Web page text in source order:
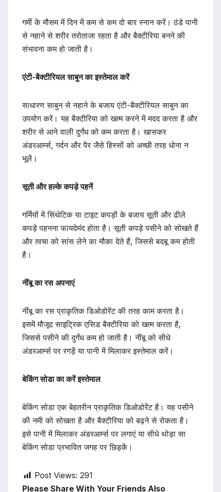
गर्मी के मौसम में दिन में कम से कम दो बार स्नान करें। ठंडे पानी
से नहाने से शरीर तरोताजा रहता है और बैक्टीरिया बनने की
संभावना कम हो जाती है।
एंटी-बैक्टीरियल साबुन का इस्तेमाल करें
साधारण साबुन से नहाने के बजाय एंटी-बैक्टीरियल साबुन का
उपयोग करें। यह बैक्टीरिया को खत्म करने में मदद करता है और
शरीर से आने वाली दुर्गंध को कम करता है। खासकर
अंडरआर्म्स, गर्दन और पैर जैसे हिस्सों को अच्छी तरह धोना न
भूलें।
सूती और हल्के कपड़े पहनें
गर्मियों में सिंथेटिक या टाइट कपड़ों के बजाय सूती और ढीले
कपड़े पहनना फायदेमंद होता है। सूती कपड़े पसीने को सोखते हैं
और त्वचा को सांस लेने का मौका देते हैं, जिससे बदबू कम होती
है।
नींबू का रस अपनाएं
नींबू का रस प्राकृतिक डिओडोरेंट की तरह काम करता है।
इसमें मौजूद साइट्रिक एसिड बैक्टीरिया को खत्म करता है,
जिससे पसीने की दुर्गंध कम हो जाती है। नींबू को सीधे
अंडरआर्म्स पर रगड़ें या पानी में मिलाकर इस्तेमाल करें।
बेकिंग सोडा का करें इस्तेमाल
बेकिंग सोडा एक बेहतरीन प्राकृतिक डिओडोरेंट है। यह पसीने
की नमी को सोखता है और बैक्टीरिया को बढ़ने से रोकता है।
इसे पानी में मिलाकर अंडरआर्म्स पर लगाएं या सीधे थोड़ा सा
बेकिंग सोडा प्रभावित जगह पर छिड़कें।
Post Views: 291
Please Share With Your Friends Also